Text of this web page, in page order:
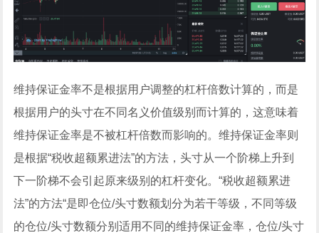
维持保证金率不是根据用户调整的杠杆倍数计算的，而是
根据用户的头寸在不同名义价值级别而计算的，这意味着
维持保证金率是不被杠杆倍数而影响的。维持保证金率则
是根据“税收超额累进法”的方法，头寸从一个阶梯上升到
下一阶梯不会引起原来级别的杠杆变化。“税收超额累进
法”的方法“是即仓位/头寸数额划分为若干等级，不同等级
的仓位/头寸数额分别适用不同的维持保证金率，仓位/头寸